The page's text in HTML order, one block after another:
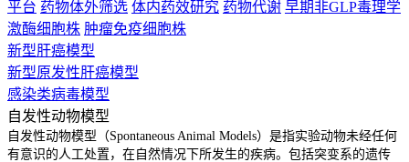
平台 药物体外筛选 体内药效研究 药物代谢 早期非GLP毒理学
激酶细胞株 肿瘤免疫细胞株
新型肝癌模型
新型原发性肝癌模型
感染类病毒模型
自发性动物模型
自发性动物模型（Spontaneous Animal Models）是指实验动物未经任何
有意识的人工处置，在自然情况下所发生的疾病。包括突变系的遗传